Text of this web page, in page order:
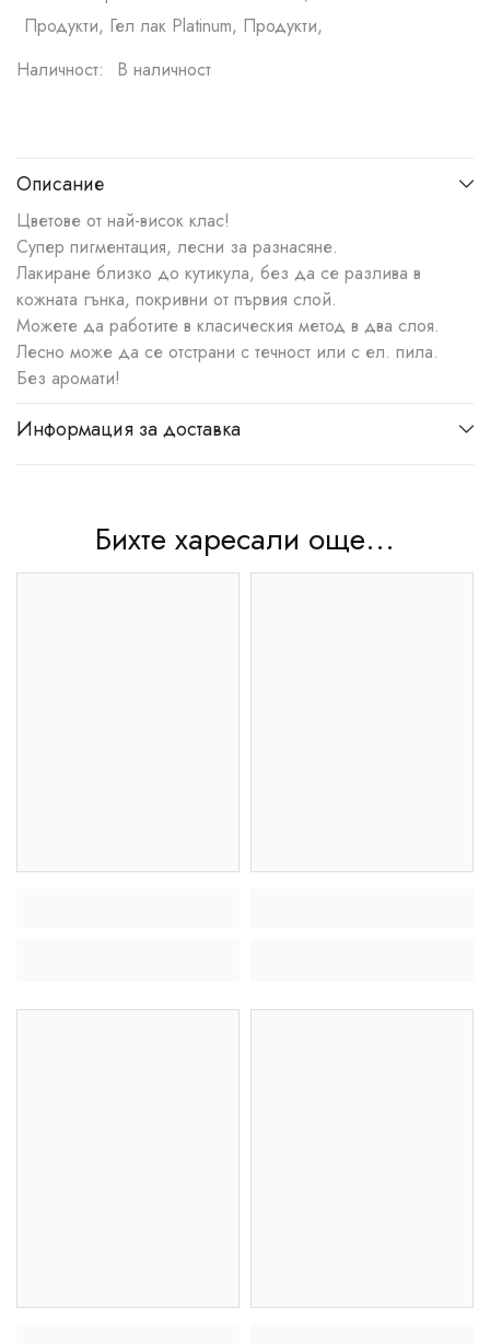
Продукти, Гел лак Platinum, Продукти,
Наличност:
В наличност
Описание
Цветове от най-висок клас!
Супер пигментация, лесни за разнасяне.
Лакиране близко до кутикула, без да се разлива в
кожната гънка, покривни от първия слой.
Можете да работите в класическия метод в два слоя.
Лесно може да се отстрани с течност или с ел. пила.
Без аромати!
Информация за доставка
Бихте харесали още...